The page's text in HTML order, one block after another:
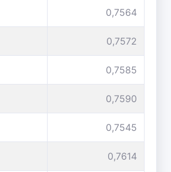
0,7564
0,7572
0,7585
0,7590
0,7545
0,7614